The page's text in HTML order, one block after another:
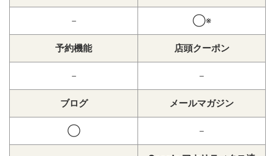
－ ◯※
予約機能 店頭クーポン
－ －
ブログ メールマガジン
◯ －